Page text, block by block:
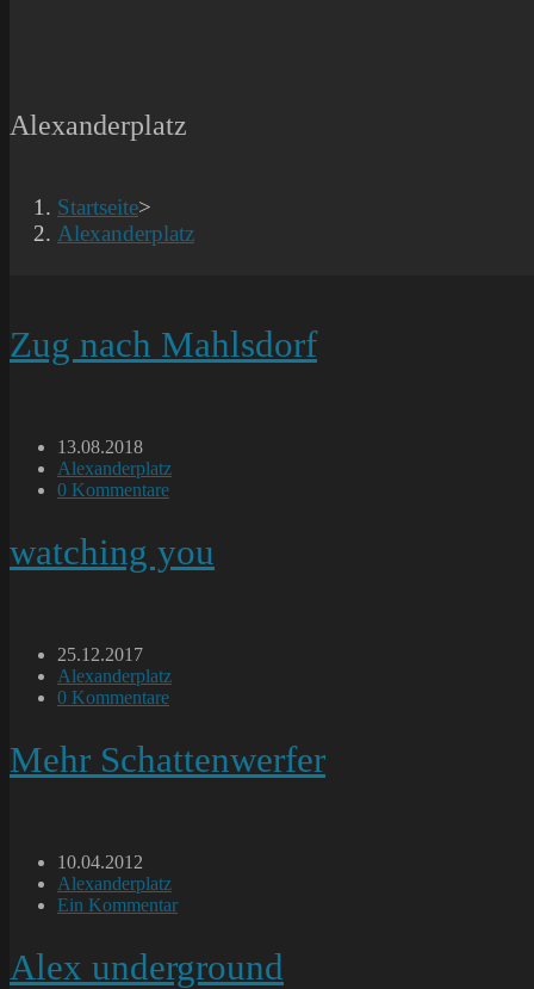
Alexanderplatz
Startseite>
Alexanderplatz
Zug nach Mahlsdorf
Beitrag
veröffentlicht:
13.08.2018
Beitrags-
Kategorie:
Alexanderplatz
Beitrags-
0 Kommentare
watching you
Beitrag
veröffentlicht:
25.12.2017
Beitrags-
Kategorie:
Alexanderplatz
Beitrags-
0 Kommentare
Mehr Schattenwerfer
Beitrag
veröffentlicht:
10.04.2012
Beitrags-
Kategorie:
Alexanderplatz
Beitrags-
Ein Kommentar
Alex underground